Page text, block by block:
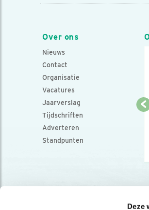
Deze
Over ons
Nieuws
Contact
Organisatie
Vacatures
Jaarverslag
Tijdschriften
Adverteren
Standpunten